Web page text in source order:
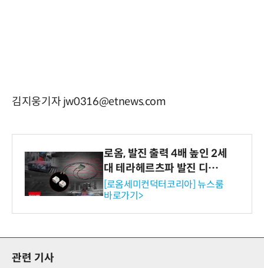
김지웅기자 jw0316@etnews.com
로옴, 발진 출력 4배 높인 2세
대 테라헤르츠파 발진 디바이
스 개발
[로옴세미컨덕터코리아] 뉴스룸
바로가기>
관련 기사